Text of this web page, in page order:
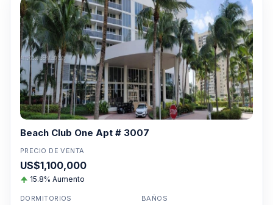
Beach Club One Apt # 3007
PRECIO DE VENTA
US$1,100,000
15.8% Aumento
DORMITORIOS BAÑOS